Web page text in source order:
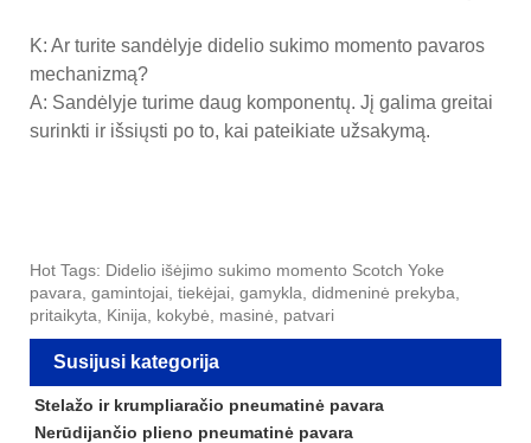
K: Ar turite sandėlyje didelio sukimo momento pavaros
mechanizmą?
A: Sandėlyje turime daug komponentų. Jį galima greitai
surinkti ir išsiųsti po to, kai pateikiate užsakymą.
Hot Tags: Didelio išėjimo sukimo momento Scotch Yoke
pavara, gamintojai, tiekėjai, gamykla, didmeninė prekyba,
pritaikyta, Kinija, kokybė, masinė, patvari
Susijusi kategorija
Stelažo ir krumpliaračio pneumatinė pavara
Nerūdijančio plieno pneumatinė pavara